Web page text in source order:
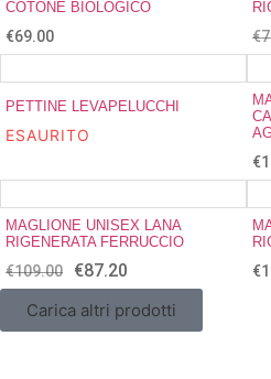
COTONE BIOLOGICO
€69.00 €
PETTINE LEVAPELUCCHI
ESAURITO
€
MAGLIONE UNISEX LANA
RIGENERATA FERRUCCIO
€109.00 €87.20 €
Carica altri prodotti